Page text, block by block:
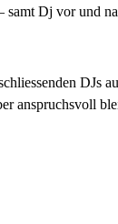
samt Dj vor und
DJs
anspruchsvoll